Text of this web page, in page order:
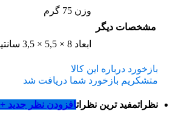
مشخصات دیگر
وزن 75 گرم
ابعاد 8 × 5,5 × 3,5 سانتیمتر
بازخورد درباره این کالا
متشکریم بازخورد شما دریافت شد
نظراتمفید ترین نظراتافزودن نظر جدید +